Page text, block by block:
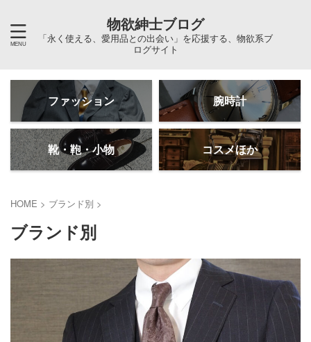
物欲紳士ブログ
「永く使える、愛用品との出会い」を応援する、物欲系ブ
ログサイト
ファッション 腕時計
靴・鞄・小物 コスメほか
HOME > ブランド別 >
ブランド別